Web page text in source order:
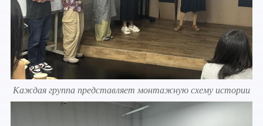
Каждая группа представляет монтажную схему истории